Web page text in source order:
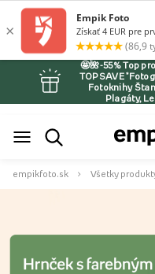
🤩🌺-55% Top
TOPSAVE
Fotoknihy
Plagáty,
empikfoto.sk Všetky